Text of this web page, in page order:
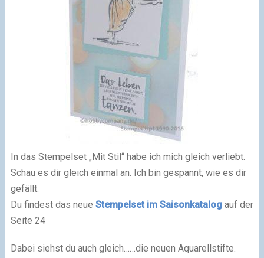
In das Stempelset „Mit Stil“ habe ich mich gleich verliebt.
Schau es dir gleich einmal an. Ich bin gespannt, wie es dir
gefällt.
Du findest das neue Stempelset im Saisonkatalogauf der
Seite 24
Dabei siehst du auch gleich……die neuen Aquarellstifte.